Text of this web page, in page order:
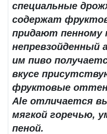
специальные
содержат
придают пенному
непревзойденный
им пиво
вкусе
фруктовые
Ale отличается
мягкой горечью,
пеной.